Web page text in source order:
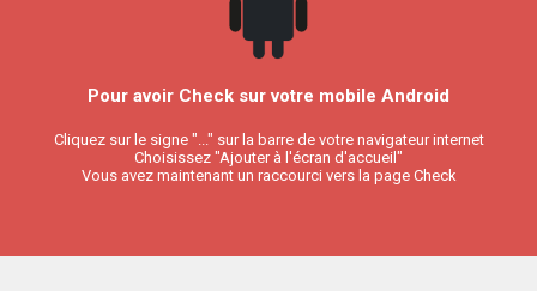
Pour avoir Check sur votre mobile Android
Cliquez sur le signe "..." sur la barre de votre navigateur internet
Choisissez "Ajouter à l'écran d'accueil"
Vous avez maintenant un raccourci vers la page Check